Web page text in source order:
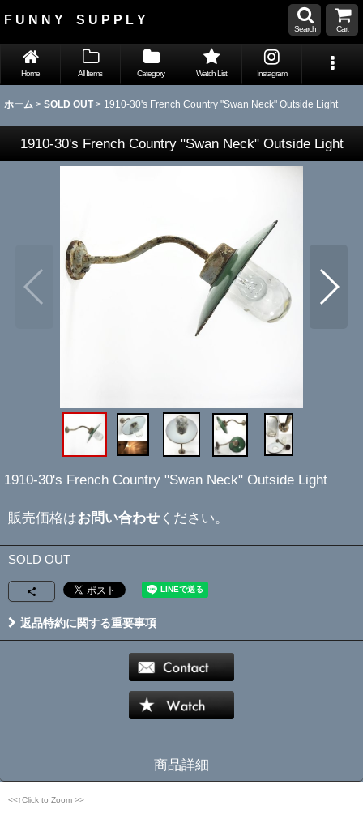
F U N N Y S U P P L Y
Search Cart
Home All Items Category Watch List Instagram
ホーム > SOLD OUT > 1910-30's French Country "Swan Neck" Outside Light
1910-30's French Country "Swan Neck" Outside Light
1910-30's French Country "Swan Neck" Outside Light
販売価格はお問い合わせ ください。
SOLD OUT
返品特約に関する重要事項
商品詳細
<<↑Click to Zoom >>